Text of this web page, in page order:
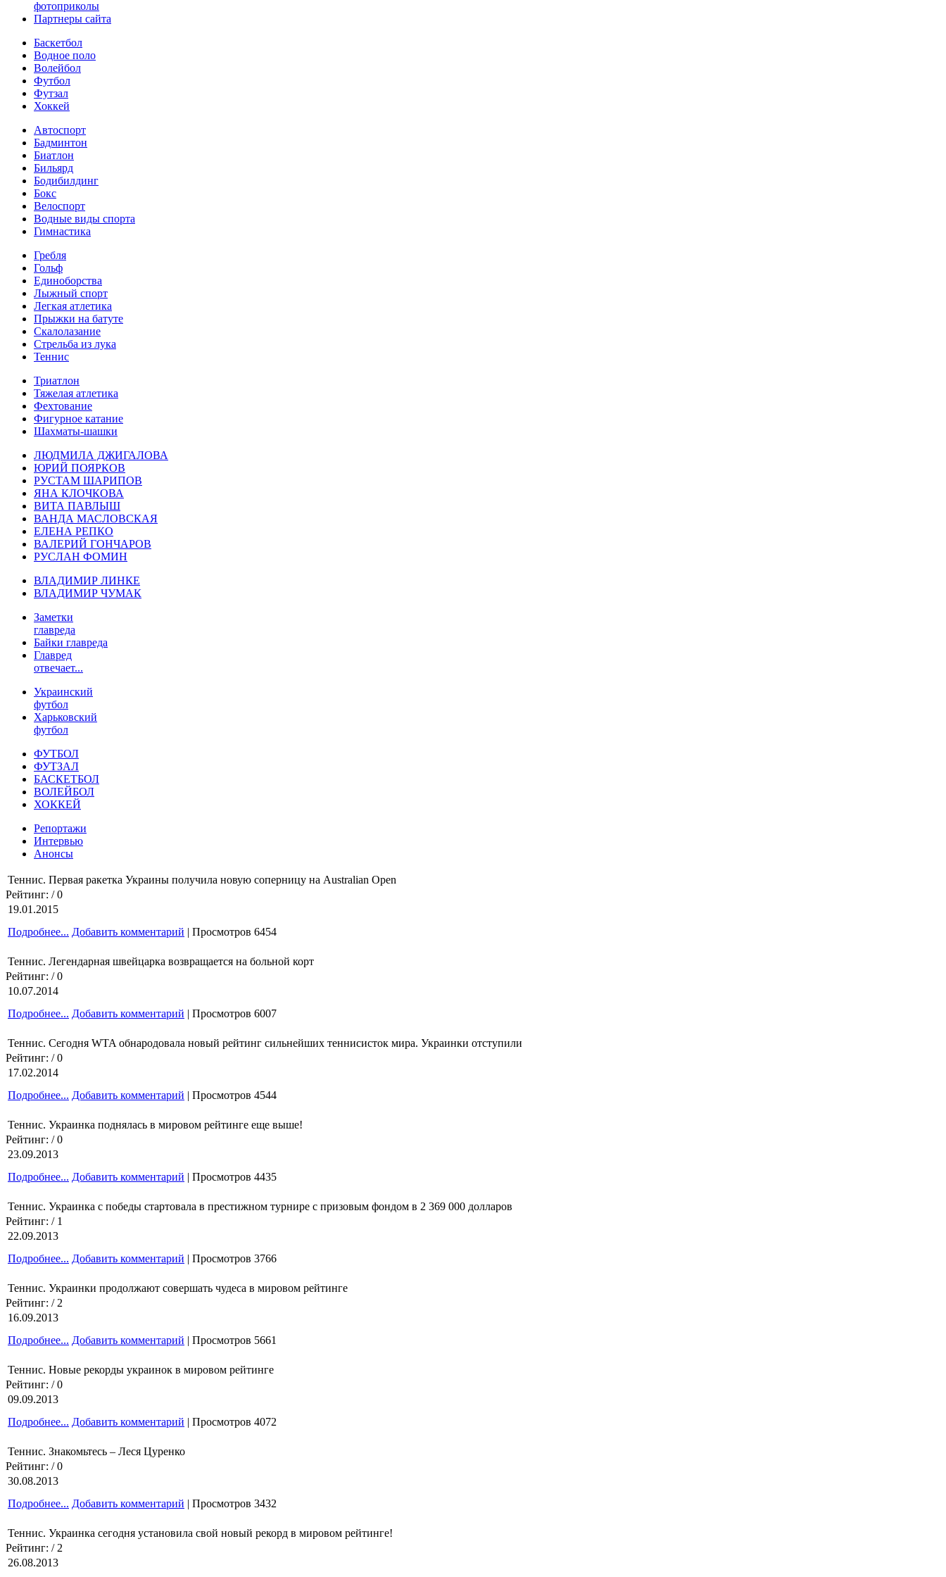
фотоприколы
Партнеры сайта
Баскетбол
Водное поло
Волейбол
Футбол
Футзал
Хоккей
Автоспорт
Бадминтон
Биатлон
Бильярд
Бодибилдинг
Бокс
Велоспорт
Водные виды спорта
Гимнастика
Гребля
Гольф
Единоборства
Лыжный спорт
Легкая атлетика
Прыжки на батуте
Скалолазание
Стрельба из лука
Теннис
Триатлон
Тяжелая атлетика
Фехтование
Фигурное катание
Шахматы-шашки
ЛЮДМИЛА ДЖИГАЛОВА
ЮРИЙ ПОЯРКОВ
РУСТАМ ШАРИПОВ
ЯНА КЛОЧКОВА
ВИТА ПАВЛЫШ
ВАНДА МАСЛОВСКАЯ
ЕЛЕНА РЕПКО
ВАЛЕРИЙ ГОНЧАРОВ
РУСЛАН ФОМИН
ВЛАДИМИР ЛИНКЕ
ВЛАДИМИР ЧУМАК
Заметки
главреда
Байки главреда
Главред
отвечает...
Украинский
футбол
Харьковский
футбол
ФУТБОЛ
ФУТЗАЛ
БАСКЕТБОЛ
ВОЛЕЙБОЛ
ХОККЕЙ
Репортажи
Интервью
Анонсы
Теннис. Первая ракетка Украины получила новую соперницу на Australian Open
Рейтинг: / 0
19.01.2015
Подробнее... Добавить комментарий | Просмотров 6454
Теннис. Легендарная швейцарка возвращается на больной корт
Рейтинг: / 0
10.07.2014
Подробнее... Добавить комментарий | Просмотров 6007
Теннис. Сегодня WTA обнародовала новый рейтинг сильнейших теннисисток мира. Украинки отступили
Рейтинг: / 0
17.02.2014
Подробнее... Добавить комментарий | Просмотров 4544
Теннис. Украинка поднялась в мировом рейтинге еще выше!
Рейтинг: / 0
23.09.2013
Подробнее... Добавить комментарий | Просмотров 4435
Теннис. Украинка с победы стартовала в престижном турнире с призовым фондом в 2 369 000 долларов
Рейтинг: / 1
22.09.2013
Подробнее... Добавить комментарий | Просмотров 3766
Теннис. Украинки продолжают совершать чудеса в мировом рейтинге
Рейтинг: / 2
16.09.2013
Подробнее... Добавить комментарий | Просмотров 5661
Теннис. Новые рекорды украинок в мировом рейтинге
Рейтинг: / 0
09.09.2013
Подробнее... Добавить комментарий | Просмотров 4072
Теннис. Знакомьтесь – Леся Цуренко
Рейтинг: / 0
30.08.2013
Подробнее... Добавить комментарий | Просмотров 3432
Теннис. Украинка сегодня установила свой новый рекорд в мировом рейтинге!
Рейтинг: / 2
26.08.2013